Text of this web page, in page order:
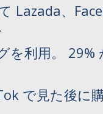
Lazada、
利用。 29%
で見た後に